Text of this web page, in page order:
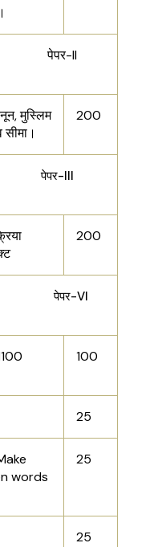
ll
मुस्लिम
200
पेपर-III
200
पेपर-VI
100
25
words
25
25